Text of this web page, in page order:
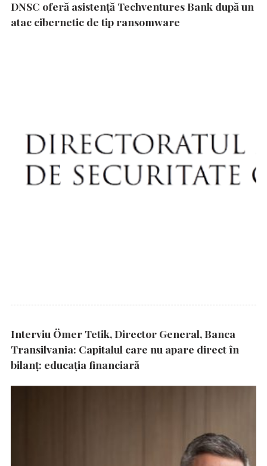
DNSC oferă asistență Techventures Bank după un
atac cibernetic de tip ransomware
Interviu Ömer Tetik, Director General, Banca
Transilvania: Capitalul care nu apare direct în
bilanț: educația financiară